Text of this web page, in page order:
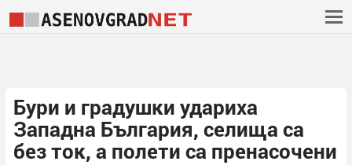
Бури и градушки удариха
Западна България, селища са
без ток, а полети са пренасочени